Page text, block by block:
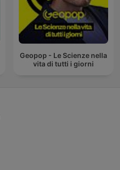
Geopop - Le Scienze nella
vita di tutti i giorni